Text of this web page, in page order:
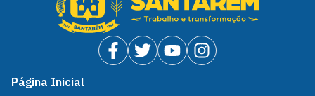
Página Inicial